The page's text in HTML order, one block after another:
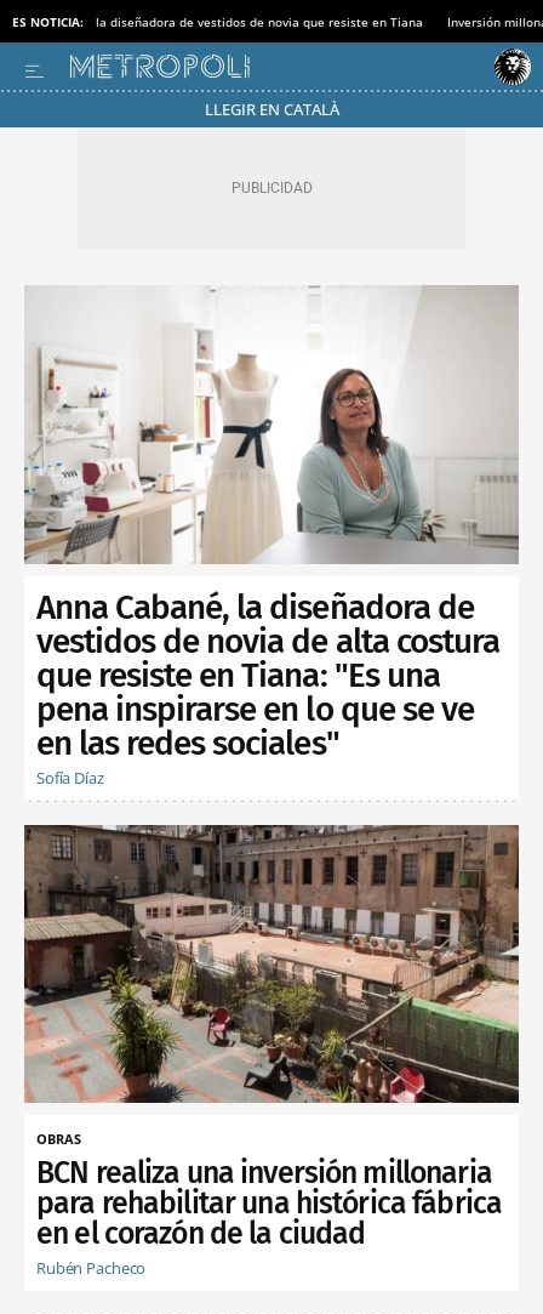
ES NOTICIA: la diseñadora de vestidos de novia que resiste en Tiana Inversión
LLEGIR EN CATALÀ
Anna Cabané, la diseñadora de
vestidos de novia de alta costura
que resiste en Tiana: "Es una
pena inspirarse en lo que se ve
en las redes sociales"
Sofía Díaz
OBRAS
BCN realiza una inversión millonaria
para rehabilitar una histórica fábrica
en el corazón de la ciudad
Rubén Pacheco